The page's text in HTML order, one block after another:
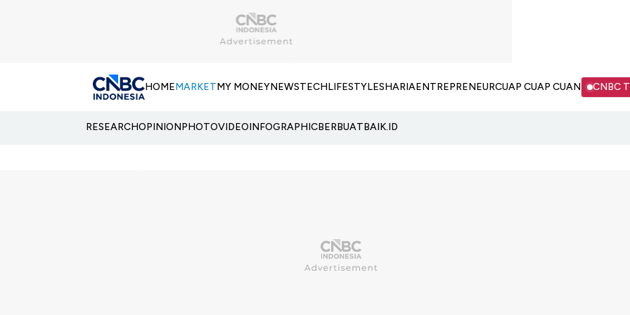
HOMEMARKETMY MONEYNEWSTECHLIFESTYLESHARIAENTREPRENEURCUAP CUAP CUAN CNBC
RESEARCHOPINIONPHOTOVIDEOINFOGRAPHICBERBUATBAIK.ID